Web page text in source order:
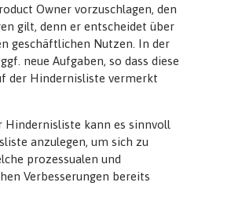
Owner vorzuschlagen, den
gilt, denn er entscheidet über
geschäftlichen Nutzen. In der
neue Aufgaben, so dass diese
der Hindernisliste vermerkt
Hindernisliste kann es sinnvoll
anzulegen, um sich zu
prozessualen und
Verbesserungen bereits